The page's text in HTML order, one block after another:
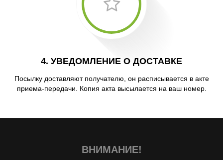
4. УВЕДОМЛЕНИЕ О ДОСТАВКЕ
Посылку доставляют получателю, он расписывается в акте
приема-передачи. Копия акта высылается на ваш номер.
ВНИМАНИЕ!